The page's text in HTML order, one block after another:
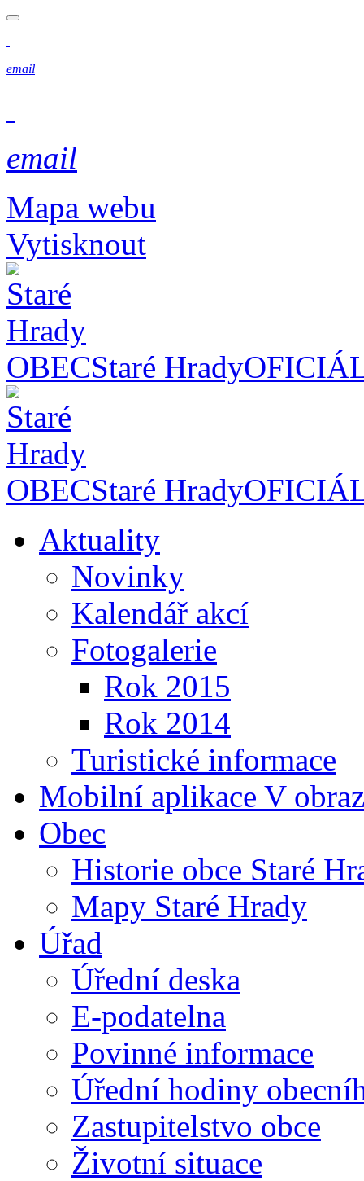
email
email
Mapa webu
Vytisknout
OBECStaré Hrady
OBECStaré Hrady
Aktuality
Novinky
Kalendář akcí
Fotogalerie
Rok 2015
Rok 2014
Turistické informace
Mobilní aplikace V
Obec
Historie obce Staré
Mapy Staré Hrady
Úřad
Úřední deska
E-podatelna
Povinné informace
Úřední hodiny
Zastupitelstvo obce
Životní situace